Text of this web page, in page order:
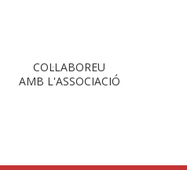
COL·LABOREU
AMB L'ASSOCIACIÓ